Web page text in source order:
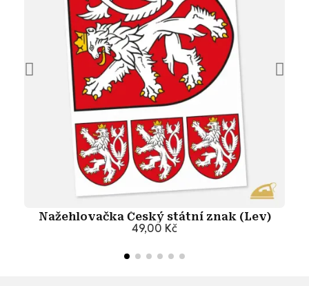
Nažehlovačka Český státní znak (Lev)
49,00 Kč
Přidat do košíku